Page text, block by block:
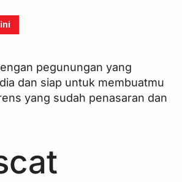
pegunungan yang
dan siap untuk membuatmu
yang sudah penasaran dan